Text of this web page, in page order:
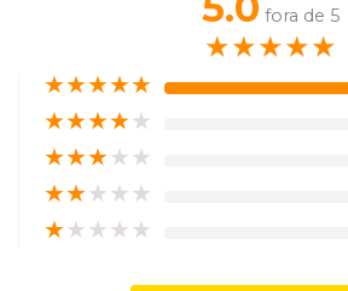
fora de 5
★★★★★
★★★★★
★★★★★
★★★★★
★★★★★
★★★★★